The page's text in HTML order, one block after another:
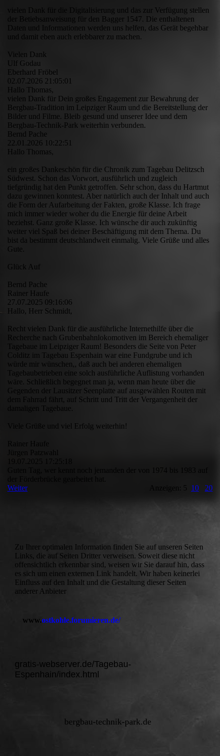
vielen Dank für die Digitalisierung und das zur Verfügung stellen
der Betiebsanweisung für den Bagger 1547. Die enthaltenen
Daten und Informationen werden uns helfen, das Gerät begehbar
und damit eben auch erlebbarer zu machen.
Vielen Dank
Ulf Godau
Eberhard Fröbel
02.07.2026 21:05:01
Hallo Thomas,
vielen Dank für Dein großes Engagement zur Bewahrung der
Bergbau-Tradition im Leipziger Raum und die Bereitstellung der
Bilder und Filme. Bleib gesund und unserer Idee und dem
Bergbau-Technik-Park weiterhin verbunden.
Bernd Pache
22.01.2026 10:22:51
Hallo Thomas,
ein großes Dankeschön für die Chronik zum Tagebau Delitzsch
Südwest. Schon das Vorwort, ausführlich und zugleich
tiefgründig hat den Punkt getroffen. Sehr schon, dass du Hartmut
dazu gewinnen konntest. Aber natürlich auch der Inhalt und auch
die Form der Aufarbeitung der Fakten, große Klasse. Ich frage
mich immer wieder woher du die Energie für deine Arbeit
beziehst. Ganz große Klasse. Ich wünsche dir auch zukünftig
weiter viel Spaß bei deiner Beschäftigung mit dem Thema. Du
bist da bestimmt deutschlandweit einmalig. Viele Grüße und alles
Gute.
Glück Auf
Bernd Pache
Rainer Haufe
27.07.2025 09:16:06
Hallo, Herr Schmidt,
Recht vielen Dank für die ausführliche Internethilfe über die
Recherche nach Grubenbahnlokomotiven im Bereich ehemaliger
Tagebaue im Leipziger Raum! Besonders die Seite von Peter
Colditz im Tagebau Espenhain war eine Fundgrube und ich
würde mir wünschen,, daß auch bei anderen ehemaligen
Tagebaubetrieben eine solch ausführliche Auflistung vorhanden
wäre. Schließlich begegnet man ja, wenn man heute über die
Gegenden der Lausitzer Seenplatte auf ausgewählen Routen mit
dem Fahrrad fährt, auf Schritt und Tritt der Vergangenheit der
damaligen Tagebaue.
Viele Grüße und viel Erfolg weiterhin!
Rainer Haufe
Weiter
Anzeigen: 5 10 20
Zu Ihrer optimalen Information finden Sie auf unseren Seiten
Links, die auf Seiten Dritter verweisen. Soweit diese nicht
offensichtlich erkennbar sind, weisen wir Sie darauf hin, dass
es sich um einen externen Link handelt. Wir haben keinerlei
Einfluss auf den Inhalt und die Gestaltung dieser Seiten
anderer Anbieter
www.ostkohle.forumieren.de/
gratis-webserver.de/Tagebau-
Espenhain/index.html
bergbau-technik-park.de